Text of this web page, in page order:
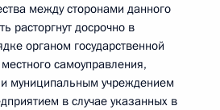
между сторонами данного
расторгнут досрочно в
органом государственной
самоуправления,
муниципальным учреждением
в случае указанных в